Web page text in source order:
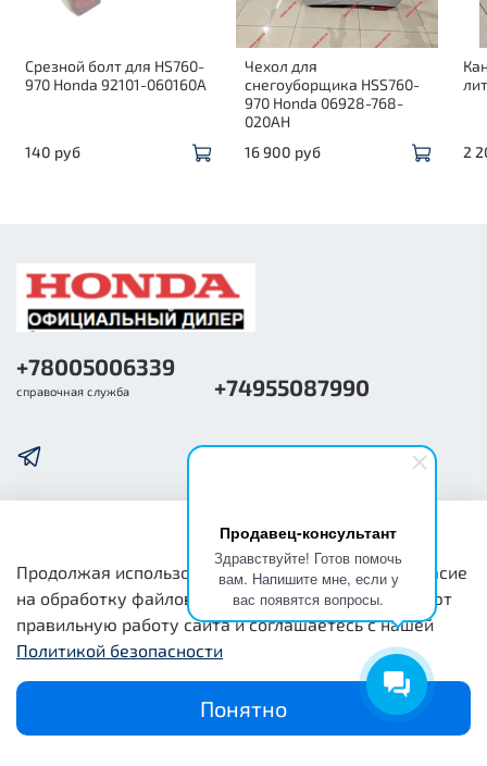
Продавец-консультант
Здравствуйте! Готов помочь
вам. Напишите мне, если у
вас появятся вопросы.
Срезной болт для HS760-
970 Honda 92101-060160A
140 руб
Чехол для
снегоуборщика HSS760-
970 Honda 06928-768-
020AH
16 900 руб
2
Общая информация
Юридическая информация
+78005006339
справочная служба +74955087990
Продолжая использовать наш сайт, вы даете согласие
на обработку файлов cookie, которые обеспечивают
правильную работу сайта и соглашаетесь с нашей
Политикой безопасности
Понятно